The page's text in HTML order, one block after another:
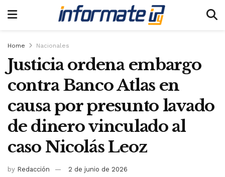
Home Nacionales
Justicia ordena embargo
contra Banco Atlas en
causa por presunto lavado
de dinero vinculado al
caso Nicolás Leoz
by Redacción 2 de junio de 2026